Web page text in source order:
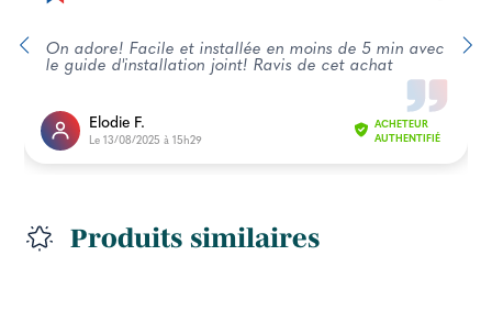
On adore! Facile et installée en moins de 5 min avec
le guide d'installation joint! Ravis de cet achat
Elodie F.
Le 13/08/2025 à 15h29
ACHETEUR
AUTHENTIFIÉ
Produits similaires